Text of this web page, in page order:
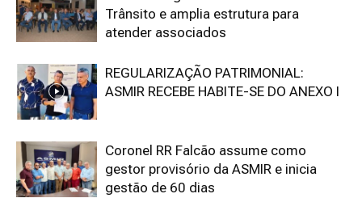
Trânsito e amplia estrutura para
atender associados
REGULARIZAÇÃO PATRIMONIAL:
ASMIR RECEBE HABITE-SE DO ANEXO I
Coronel RR Falcão assume como
gestor provisório da ASMIR e inicia
gestão de 60 dias